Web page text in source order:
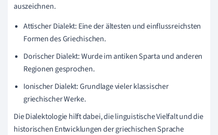
auszeichnen.
Attischer Dialekt: Eine der ältesten und einflussreichsten
Formen des Griechischen.
Dorischer Dialekt: Wurde im antiken Sparta und anderen
Regionen gesprochen.
Ionischer Dialekt: Grundlage vieler klassischer
griechischer Werke.
Die Dialektologie hilft dabei, die linguistische Vielfalt und die
historischen Entwicklungen der griechischen Sprache